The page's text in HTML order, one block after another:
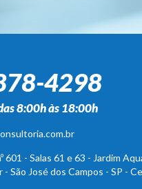
4298
8:00h às 18:00h
601 - Salas 61 e 63 - Jardim
São José dos Campos - SP -